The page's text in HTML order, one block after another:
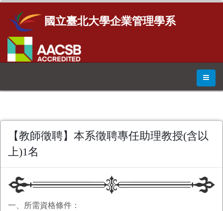
國立臺北大學企業管理學系
【教師徵聘】本系徵聘專任助理教授(含以
上)1名
一、所需資格條件：